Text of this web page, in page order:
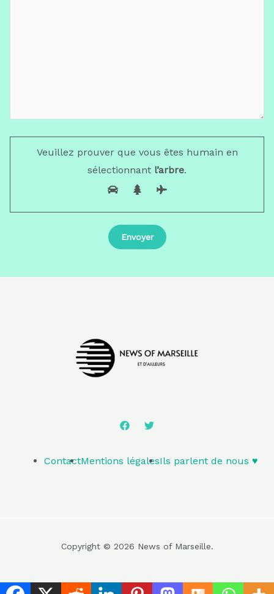
Veuillez prouver que vous êtes humain en
sélectionnant l’arbre.
ContactMentions légalesIls parlent de nous ♥️
Copyright © 2026 News of Marseille.